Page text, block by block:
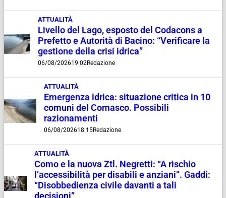
ATTUALITÀ
Livello del Lago, esposto del Codacons a
Prefetto e Autorità di Bacino: “Verificare la
gestione della crisi idrica”
06/08/202619:02Redazione
ATTUALITÀ
Emergenza idrica: situazione critica in 10
comuni del Comasco. Possibili
razionamenti
06/08/202618:15Redazione
ATTUALITÀ
Como e la nuova Ztl. Negretti: “A rischio
l’accessibilità per disabili e anziani”. Gaddi:
“Disobbedienza civile davanti a tali